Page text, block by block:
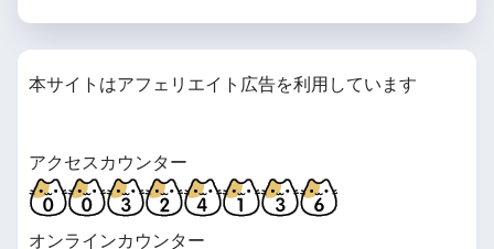
本サイトはアフェリエイト広告を利用しています
アクセスカウンター
オンラインカウンター